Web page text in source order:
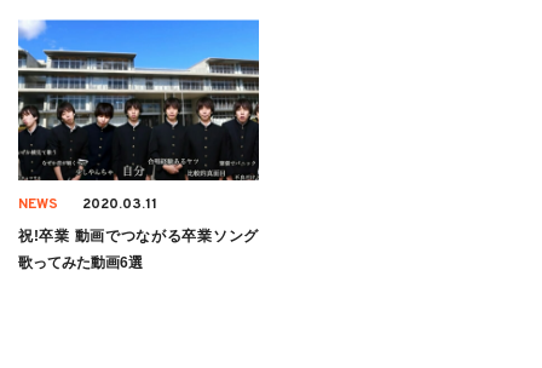
NEWS 2020.03.11
祝!卒業 動画でつながる卒業ソング
歌ってみた動画6選